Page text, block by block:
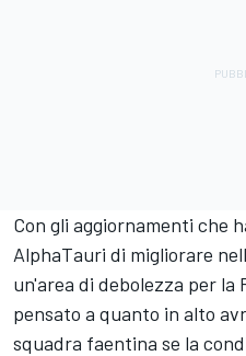
Con gli aggiornamenti che
AlphaTauri di migliorare
un'area di debolezza per la
pensato a quanto in alto
squadra faentina se la